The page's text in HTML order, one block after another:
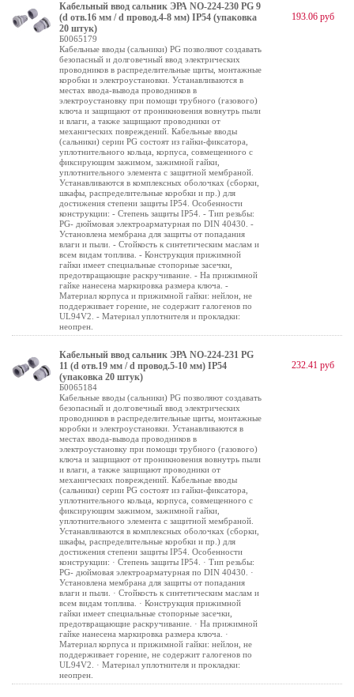
Кабельный ввод сальник ЭРА NO-224-230 PG 9
(d отв.16 мм / d провод.4-8 мм) IP54 (упаковка
20 штук)
Б0065179
Кабельные вводы (сальники) PG позволяют создавать
безопасный и долговечный ввод электрических
проводников в распределительные щиты, монтажные
коробки и электроустановки. Устанавливаются в
местах ввода-вывода проводников в
электроустановку при помощи трубного (газового)
ключа и защищают от проникновения вовнутрь пыли
и влаги, а также защищают проводники от
механических повреждений. Кабельные вводы
(сальники) серии PG состоят из гайки-фиксатора,
уплотнительного кольца, корпуса, совмещенного с
фиксирующим зажимом, зажимной гайки,
уплотнительного элемента с защитной мембраной.
Устанавливаются в комплексных оболочках (сборки,
шкафы, распределительные коробки и пр.) для
достижения степени защиты IP54. Особенности
конструкции: - Степень защиты IP54. - Тип резьбы:
PG- дюймовая электроарматурная по DIN 40430. -
Установлена мембрана для защиты от попадания
влаги и пыли. - Стойкость к синтетическим маслам и
всем видам топлива. - Конструкция прижимной
гайки имеет специальные стопорные засечки,
предотвращающие раскручивание. - На прижимной
гайке нанесена маркировка размера ключа. -
Материал корпуса и прижимной гайки: нейлон, не
поддерживает горение, не содержит галогенов по
UL94V2. - Материал уплотнителя и прокладки:
неопрен.
193.06 руб
Кабельный ввод сальник ЭРА NO-224-231 PG
11 (d отв.19 мм / d провод.5-10 мм) IP54
(упаковка 20 штук)
Б0065184
Кабельные вводы (сальники) PG позволяют создавать
безопасный и долговечный ввод электрических
проводников в распределительные щиты, монтажные
коробки и электроустановки. Устанавливаются в
местах ввода-вывода проводников в
электроустановку при помощи трубного (газового)
ключа и защищают от проникновения вовнутрь пыли
и влаги, а также защищают проводники от
механических повреждений. Кабельные вводы
(сальники) серии PG состоят из гайки-фиксатора,
уплотнительного кольца, корпуса, совмещенного с
фиксирующим зажимом, зажимной гайки,
уплотнительного элемента с защитной мембраной.
Устанавливаются в комплексных оболочках (сборки,
шкафы, распределительные коробки и пр.) для
достижения степени защиты IP54. Особенности
конструкции: · Степень защиты IP54. · Тип резьбы:
PG- дюймовая электроарматурная по DIN 40430. ·
Установлена мембрана для защиты от попадания
влаги и пыли. · Стойкость к синтетическим маслам и
всем видам топлива. · Конструкция прижимной
гайки имеет специальные стопорные засечки,
предотвращающие раскручивание. · На прижимной
гайке нанесена маркировка размера ключа. ·
Материал корпуса и прижимной гайки: нейлон, не
поддерживает горение, не содержит галогенов по
UL94V2. · Материал уплотнителя и прокладки:
неопрен.
232.41 руб